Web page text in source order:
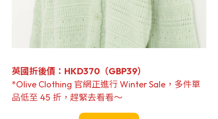
英國折後價： HKD370（GBP39）
*Olive Clothing 官網正進行 Winter Sale，多件單
品低至 45 折，趕緊去看看～